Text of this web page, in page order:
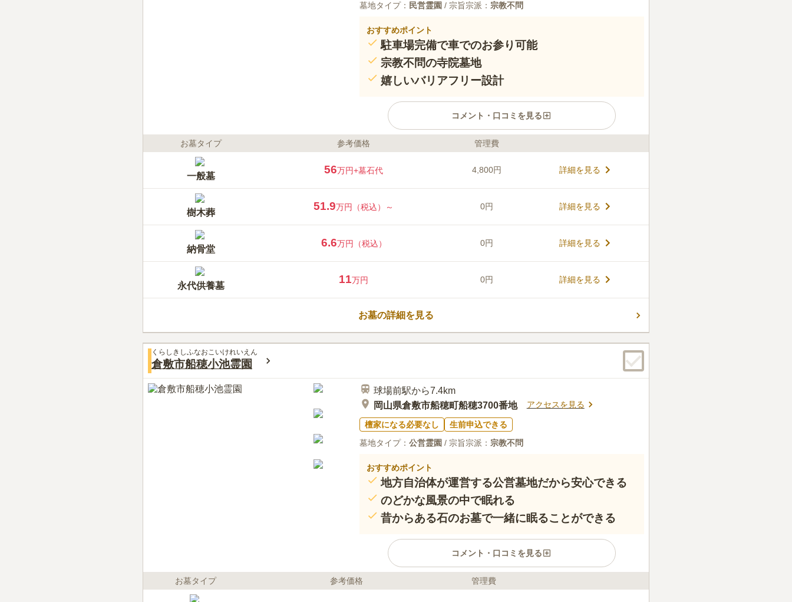
墓地タイプ： 民営霊園 / 宗旨宗派： 宗教不問
おすすめポイント
駐車場完備で車でのお参り可能
宗教不問の寺院墓地
嬉しいバリアフリー設計
コメント・口コミを見る
ライフドット編集部のコメント
不問でどなたでも眠れます。 倉敷市街を一望することができる
ので、故郷を感じられる場所で眠ることができます。 管理事務
お参りできるのも嬉しいポイントです。 墓苑の周辺には飲食店
や商業店舗も多くあり、お墓から足が遠のいてしまう心配もな
口コミ評価
この霊園はまだ誰からも評価されていません。
お墓タイプ 参考価格 管理費
一般墓
56万円+墓石代 4,800円 詳細を見る
樹木葬
51.9万円（税込）～ 0円 詳細を見る
納骨堂
6.6万円（税込） 0円 詳細を見る
永代供養墓
11万円 0円 詳細を見る
お墓の詳細を見る
くらしきしふなおこいけれいえん
倉敷市船穂小池霊園
球場前駅から7.4km
岡山県倉敷市船穂町船穂3700番地
アクセスを見る
檀家になる必要なし
生前申込できる
墓地タイプ： 公営霊園 / 宗旨宗派： 宗教不問
おすすめポイント
地方自治体が運営する公営墓地だから安心できる
のどかな風景の中で眠れる
昔からある石のお墓で一緒に眠ることができる
コメント・口コミを見る
ライフドット編集部のコメント
お墓タイプ 参考価格 管理費